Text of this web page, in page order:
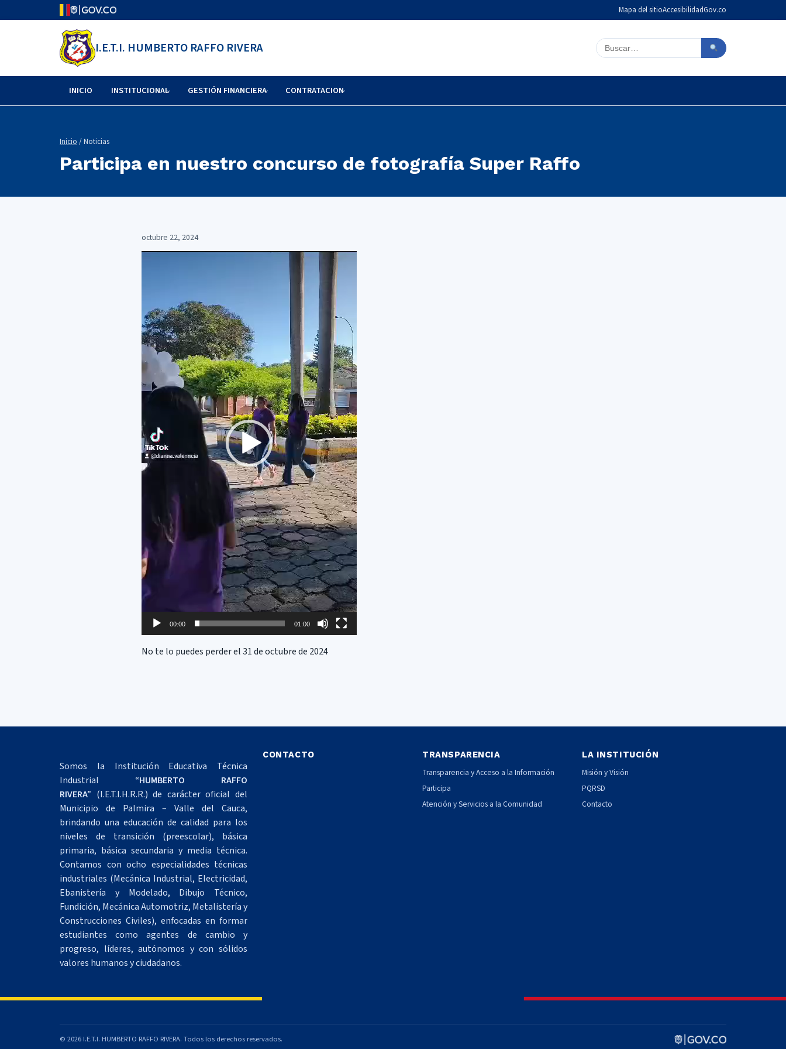
Mapa del sitioAccesibilidadGov.co
I.E.T.I. HUMBERTO RAFFO RIVERA Buscar en el sitio
INICIO INSTITUCIONAL GESTIÓN FINANCIERA CONTRATACION
Inicio / Noticias
Participa en nuestro concurso de fotografía Super Raffo
octubre 22, 2024
00:00 01:00
No te lo puedes perder el 31 de octubre de 2024
Somos la Institución Educativa Técnica
Industrial “HUMBERTO RAFFO
RIVERA” (I.E.T.I.H.R.R.) de carácter oficial del
Municipio de Palmira – Valle del Cauca,
brindando una educación de calidad para los
niveles de transición (preescolar), básica
primaria, básica secundaria y media técnica.
Contamos con ocho especialidades técnicas
industriales (Mecánica Industrial, Electricidad,
Ebanistería y Modelado, Dibujo Técnico,
Fundición, Mecánica Automotriz, Metalistería y
Construcciones Civiles), enfocadas en formar
estudiantes como agentes de cambio y
progreso, líderes, autónomos y con sólidos
valores humanos y ciudadanos.
CONTACTO TRANSPARENCIA
Transparencia y Acceso a la Información
Participa
Atención y Servicios a la Comunidad
LA INSTITUCIÓN
Misión y Visión
PQRSD
Contacto
© 2026 I.E.T.I. HUMBERTO RAFFO RIVERA. Todos los derechos reservados.